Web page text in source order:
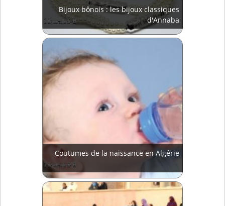
Bijoux bônois : les bijoux classiques
d'Annaba
Coutumes de la naissance en Algérie